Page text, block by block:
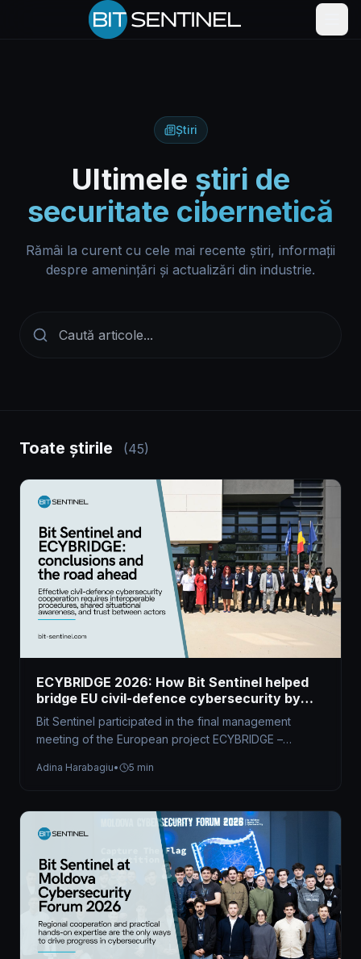
Skip to content
Știri
Ultimele știri de
securitate cibernetică
Rămâi la curent cu cele mai recente știri, informații
despre amenințări și actualizări din industrie.
Toate știrile (45)
ECYBRIDGE 2026: How Bit Sentinel helped
bridge EU civil-defence cybersecurity by
harnessing dual-use tech
Bit Sentinel participated in the final management
meeting of the European project ECYBRIDGE –
Adina Harabagiu• 5 min